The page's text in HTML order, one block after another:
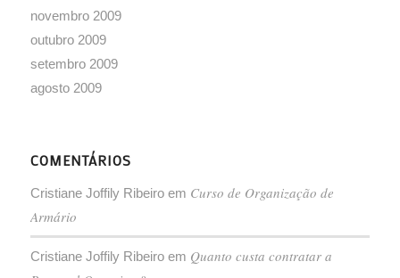
novembro 2009
outubro 2009
setembro 2009
agosto 2009
COMENTÁRIOS
Cristiane Joffily Ribeiroem Curso de Organização de
Armário
Cristiane Joffily Ribeiroem Quanto custa contratar a